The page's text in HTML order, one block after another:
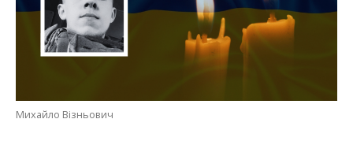
Михайло Візньович